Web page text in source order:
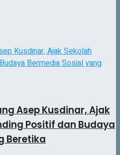
Asep Kusdinar, Ajak
Positif dan Budaya
Beretika